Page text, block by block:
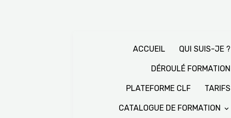
ACCUEIL QUI SUIS-JE ?
DÉROULÉ FORMATION
PLATEFORME CLF TARIFS
CATALOGUE DE FORMATION